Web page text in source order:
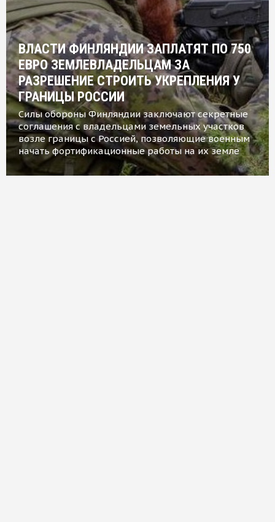
ВЛАСТИ ФИНЛЯНДИИ ЗАПЛАТЯТ ПО 750
ЕВРО ЗЕМЛЕВЛАДЕЛЬЦАМ ЗА
РАЗРЕШЕНИЕ СТРОИТЬ УКРЕПЛЕНИЯ У
ГРАНИЦЫ РОССИИ
Силы обороны Финляндии заключают секретные
соглашения с владельцами земельных участков
возле границы с Россией, позволяющие военным
начать фортификационные работы на их земле